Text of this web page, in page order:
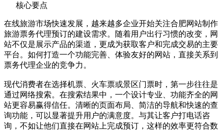
核心要点
在线旅游市场快速发展，越来越多企业开始关注合肥网站制作
旅游票务代理预订的建设需求。随着用户出行习惯的改变，网
站不仅是展示产品的渠道，更成为获取客户和完成交易的主要
平台。如何打造一个功能完善、体验友好的网站，直接关系到
票务代理企业的竞争力。
现代消费者在选择机票、火车票或景区门票时，第一步往往是
通过网络搜索。在搜索结果中，一个设计专业、功能齐全的网
站更容易赢得信任。清晰的页面布局、简洁的导航和快速的查
询功能，可以显著提升用户的满意度。与其让客户打电话咨
询，不如让他们直接在网站上完成预订，这样的效率更符合数